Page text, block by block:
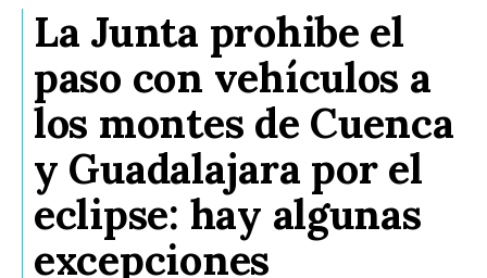
La Junta prohibe el
paso con vehículos a
los montes de Cuenca
y Guadalajara por el
eclipse: hay algunas
excepciones